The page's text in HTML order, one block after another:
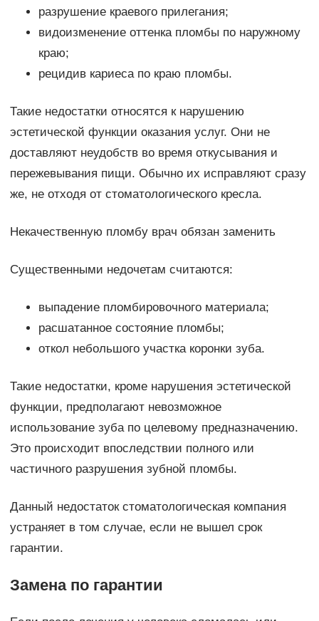
разрушение краевого прилегания;
видоизменение оттенка пломбы по наружному
краю;
рецидив кариеса по краю пломбы.
Такие недостатки относятся к нарушению
эстетической функции оказания услуг. Они не
доставляют неудобств во время откусывания и
пережевывания пищи. Обычно их исправляют сразу
же, не отходя от стоматологического кресла.
Некачественную пломбу врач обязан заменить
Существенными недочетам считаются:
выпадение пломбировочного материала;
расшатанное состояние пломбы;
откол небольшого участка коронки зуба.
Такие недостатки, кроме нарушения эстетической
функции, предполагают невозможное
использование зуба по целевому предназначению.
Это происходит впоследствии полного или
частичного разрушения зубной пломбы.
Данный недостаток стоматологическая компания
устраняет в том случае, если не вышел срок
гарантии.
Замена по гарантии